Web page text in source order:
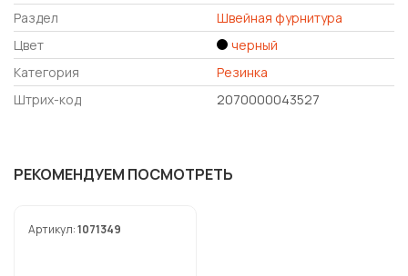
Раздел
Швейная фурнитура
Цвет
черный
Категория
Резинка
Штрих-код
2070000043527
РЕКОМЕНДУЕМ ПОСМОТРЕТЬ
Артикул:1071349